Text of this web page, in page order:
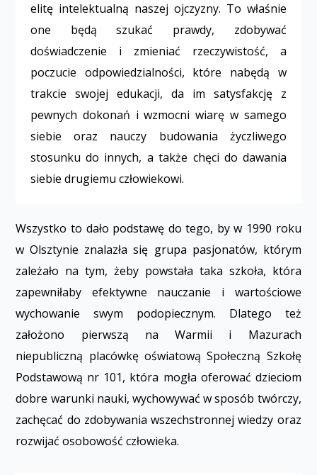
elitę intelektualną naszej ojczyzny. To właśnie
one będą szukać prawdy, zdobywać
doświadczenie i zmieniać rzeczywistość, a
poczucie odpowiedzialności, które nabędą w
trakcie swojej edukacji, da im satysfakcję z
pewnych dokonań i wzmocni wiarę w samego
siebie oraz nauczy budowania życzliwego
stosunku do innych, a także chęci do dawania
siebie drugiemu człowiekowi.
Wszystko to dało podstawę do tego, by w 1990 roku
w Olsztynie znalazła się grupa pasjonatów, którym
zależało na tym, żeby powstała taka szkoła, która
zapewniłaby efektywne nauczanie i wartościowe
wychowanie swym podopiecznym. Dlatego też
założono pierwszą na Warmii i Mazurach
niepubliczną placówkę oświatową Społeczną Szkołę
Podstawową nr 101, która mogła oferować dzieciom
dobre warunki nauki, wychowywać w sposób twórczy,
zachęcać do zdobywania wszechstronnej wiedzy oraz
rozwijać osobowość człowieka.